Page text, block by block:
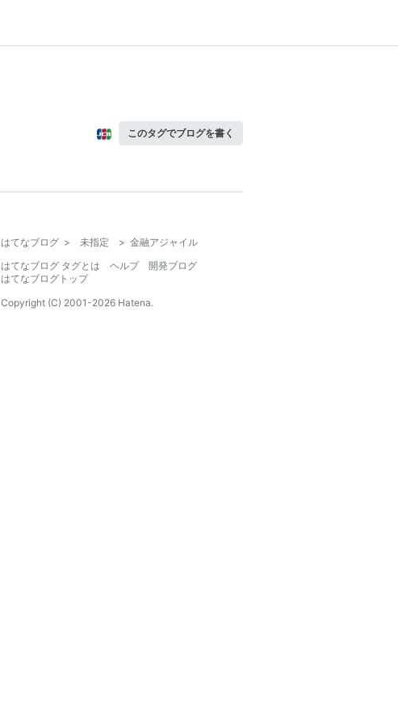
このタグでブログを書く
はてなブログ > 未指定 > 金融アジャイル
はてなブログ タグとは
ヘルプ
開発ブログ
はてなブログトップ
Copyright (C) 2001-2026 Hatena.